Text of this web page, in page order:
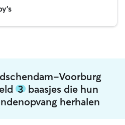
Voorburg
3 baasjes die hun
herhalen